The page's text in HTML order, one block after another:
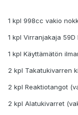
1 kpl 998cc vakio
1 kpl Virranjakaja
1 kpl Käyttämätön
2 kpl Takatukivarren
2 kpl Reaktiotangot
2 kpl Alatukivarret